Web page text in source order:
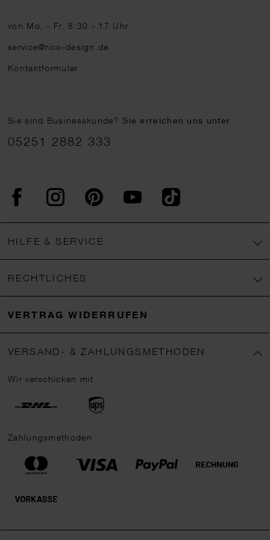
von Mo. - Fr. 8:30 - 17 Uhr
service@rico-design.de
Kontaktformular
Sie sind Businesskunde?Sie erreichen uns unter
05251 2882 333
FacebookInstagram PinterestYouTubeTikTok
HILFE & SERVICE
RECHTLICHES
VERTRAG WIDERRUFEN
VERSAND- & ZAHLUNGSMETHODEN
Wir verschicken mit
Zahlungsmethoden